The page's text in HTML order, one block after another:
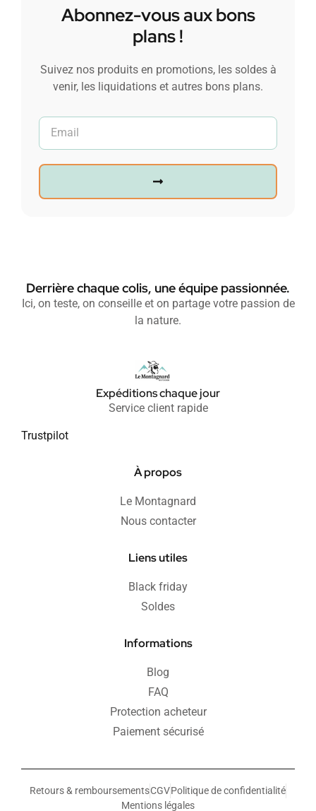
Abonnez-vous aux bons
plans !
Suivez nos produits en promotions, les soldes à
venir, les liquidations et autres bons plans.
Derrière chaque colis, une équipe passionnée.
Ici, on teste, on conseille et on partage votre passion de
la nature.
Expéditions chaque jour
Service client rapide
Trustpilot
À propos
Le Montagnard
Nous contacter
Liens utiles
Black friday
Soldes
Informations
Blog
FAQ
Protection acheteur
Paiement sécurisé
Retours & remboursementsCGVPolitique de confidentialité
Mentions légales